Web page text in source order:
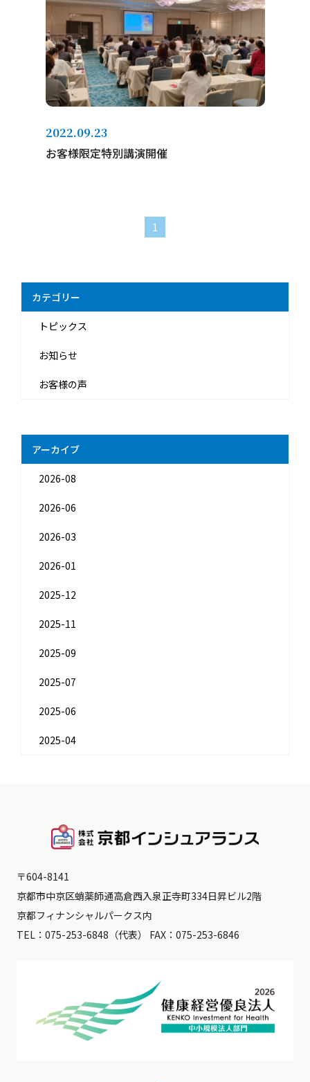
カテゴリー
トピックス
お知らせ
お客様の声
アーカイブ
2026-08
2026-06
2026-03
2026-01
2025-12
2025-11
2025-09
2025-07
2025-06
2025-04
2022.09.23
お客様限定特別講演開催
1
〒604-8141
京都市中京区蛸薬師通高倉西入泉正寺町334日昇ビル2階
京都フィナンシャルパークス内
TEL： 075-253-6848 （代表） FAX：075-253-6846